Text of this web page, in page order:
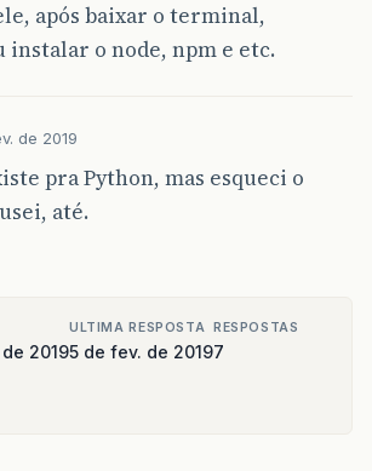
após baixar o terminal,
instalar o node, npm e etc.
de 2019
pra Python, mas esqueci o
até.
2019
ULTIMA RESPOSTA
5 de fev. de 2019
RESPOSTAS
7